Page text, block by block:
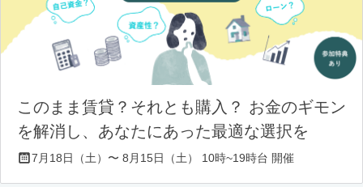
このまま賃貸？それとも購入？ お金のギモン
を解消し、あなたにあった最適な選択を
7月18日（土）〜 8月15日（土） 10時~19時台 開催